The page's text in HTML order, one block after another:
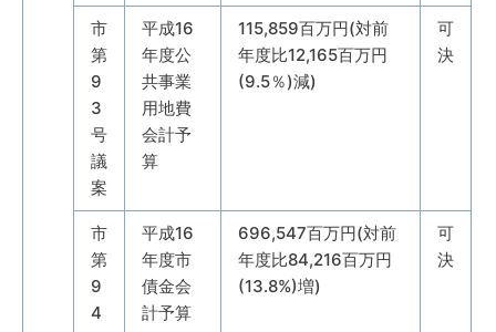
市
第
9
3
号
議
案
平成16
年度公
共事業
用地費
会計予
算
115,859百万円(対前
年度比12,165百万円
(9.5％)減)
可
決
市
第
9
4
平成16
年度市
債金会
計予算
696,547百万円(対前
年度比84,216百万円
(13.8%)増)
可
決